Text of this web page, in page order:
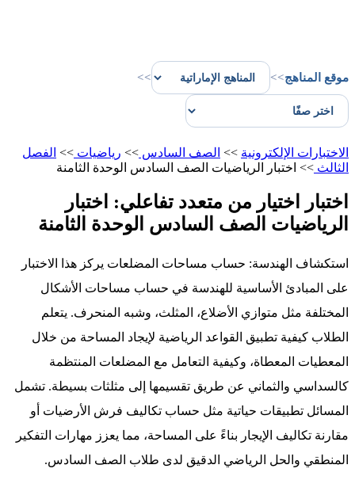
موقع المناهج>>
>>
الاختبارات الإلكترونية >> الصف السادس >> رياضيات >> الفصل
الثالث >> اختبار الرياضيات الصف السادس الوحدة الثامنة
اختبار اختيار من متعدد تفاعلي: اختبار
الرياضيات الصف السادس الوحدة الثامنة
استكشاف الهندسة: حساب مساحات المضلعات يركز هذا الاختبار
على المبادئ الأساسية للهندسة في حساب مساحات الأشكال
المختلفة مثل متوازي الأضلاع، المثلث، وشبه المنحرف. يتعلم
الطلاب كيفية تطبيق القواعد الرياضية لإيجاد المساحة من خلال
المعطيات المعطاة، وكيفية التعامل مع المضلعات المنتظمة
كالسداسي والثماني عن طريق تقسيمها إلى مثلثات بسيطة. تشمل
المسائل تطبيقات حياتية مثل حساب تكاليف فرش الأرضيات أو
مقارنة تكاليف الإيجار بناءً على المساحة، مما يعزز مهارات التفكير
المنطقي والحل الرياضي الدقيق لدى طلاب الصف السادس.